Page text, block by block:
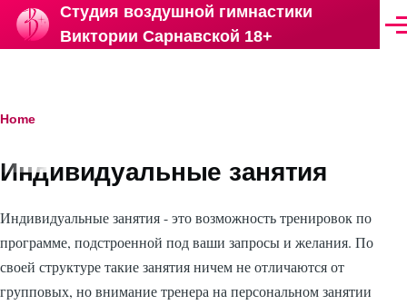
Skip to main content
Студия воздушной гимнастики
Виктории Сарнавской 18+
Breadcrumb
Home
Индивидуальные занятия
Индивидуальные занятия - это возможность тренировок по
программе, подстроенной под ваши запросы и желания. По
своей структуре такие занятия ничем не отличаются от
групповых, но внимание тренера на персональном занятии